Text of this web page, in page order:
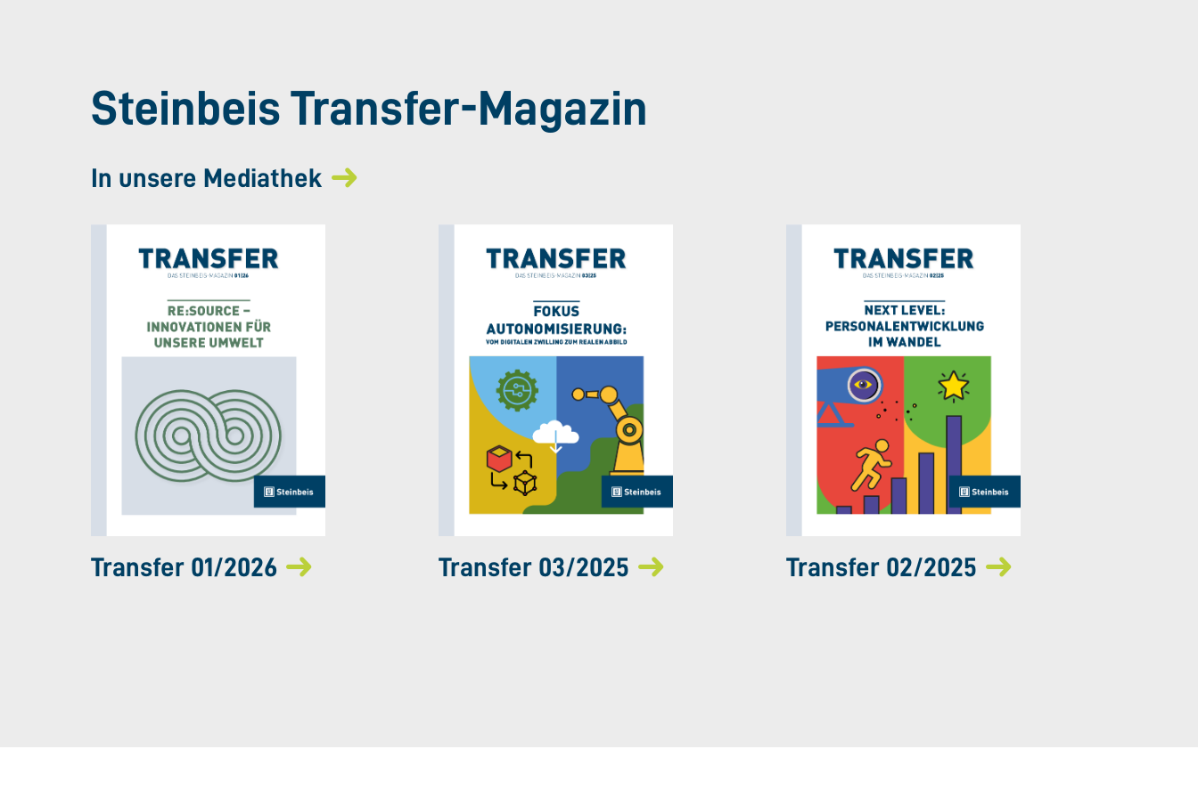
Steinbeis Transfer-Magazin
In unsere Mediathek
Transfer 01/2026 Transfer 03/2025 Transfer 02/2025